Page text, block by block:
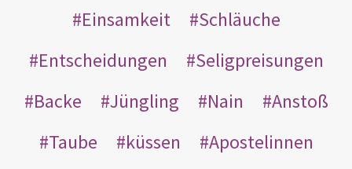
Einsamkeit
Schläuche
Entscheidungen
Seligpreisungen
Backe
Jüngling Nain
Anstoß
Taube
küssen
Apostelinnen